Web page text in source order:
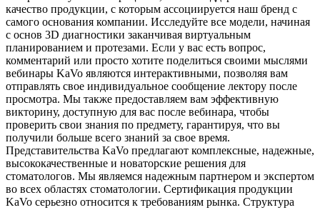
качество продукции, с которым ассоциируется наш бренд с
самого основания компании. Исследуйте все модели, начиная
с основ 3D диагностики заканчивая виртуальным
планированием и протезами. Если у вас есть вопрос,
комментарий или просто хотите поделиться своими мыслями
вебинары KaVo являются интерактивными, позволяя вам
отправлять свое индивидуальное сообщение лектору после
просмотра. Мы также предоставляем вам эффективную
викторину, доступную для вас после вебинара, чтобы
проверить свои знания по предмету, гарантируя, что вы
получили больше всего знаний за свое время.
Представительства KaVo предлагают комплексные, надежные,
высококачественные и новаторские решения для
стоматологов. Мы являемся надежным партнером и экспертом
во всех областях стоматологии. Сертификация продукции
KaVo серьезно относится к требованиям рынка. Структура